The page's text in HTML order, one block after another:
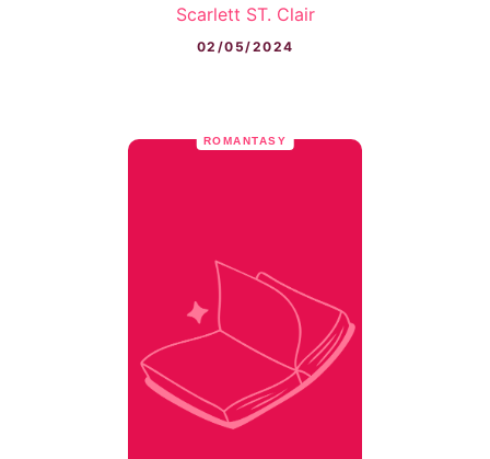
Scarlett ST. Clair
02/05/2024
ROMANTASY